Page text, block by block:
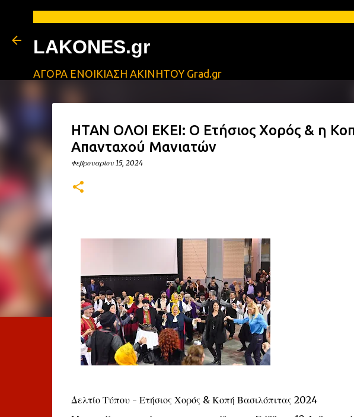
LAKONES.gr
ΑΓΟΡΑ ΕΝΟΙΚΙΑΣΗ ΑΚΙΝΗΤΟΥ Grad.gr
ΗΤΑΝ ΟΛΟΙ ΕΚΕΙ: Ο Ετήσιος Χορός & η
Απανταχού Μανιατών
Φεβρουαρίου 15, 2024
Δελτίο Τύπου - Ετήσιος Χορός & Κοπή Βασιλόπιτας 2024